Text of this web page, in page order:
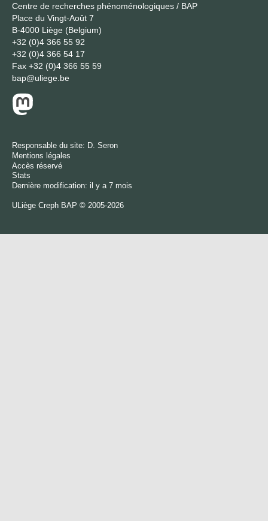
Centre de recherches phénoménologiques / BAP
Place du Vingt-Août 7
B-4000 Liège (Belgium)
+32 (0)4 366 55 92
+32 (0)4 366 54 17
Fax +32 (0)4 366 55 59
bap@uliege.be
Responsable du site: D. Seron
Mentions légales
Accès réservé
Stats
Dernière modification: il y a 7 mois
ULiège Creph BAP © 2005-2026